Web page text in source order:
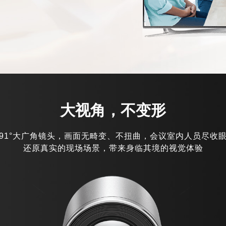
大视角，不变形
大广角镜头，画面无畸变、不扭曲，会议室内人员尽收
还原真实的现场场景，带来身临其境的视觉体验